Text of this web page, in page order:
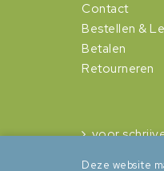
Contact
Bestellen &
Betalen
Retourneren
voor
Deze website